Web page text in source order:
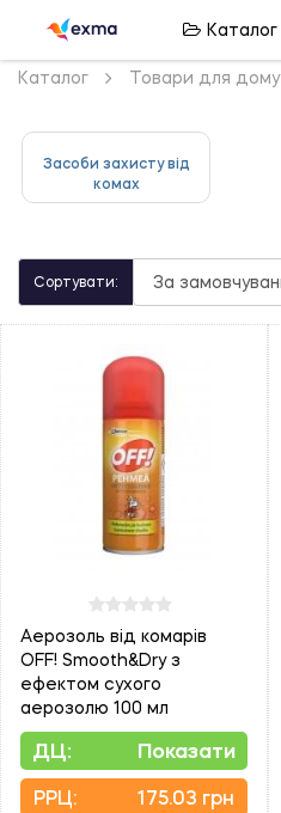
Каталог
Каталог Товари для дому
Засоби захисту від
комах
Сортувати:
Аерозоль від комарів
OFF! Smooth&Dry з
ефектом сухого
аерозолю 100 мл
ДЦ: Показати
PPЦ: 175.03 грн